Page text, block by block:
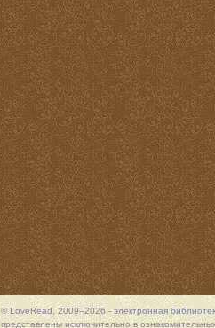
© LoveRead, 2009–2026 - электронная
представлены исключительно в